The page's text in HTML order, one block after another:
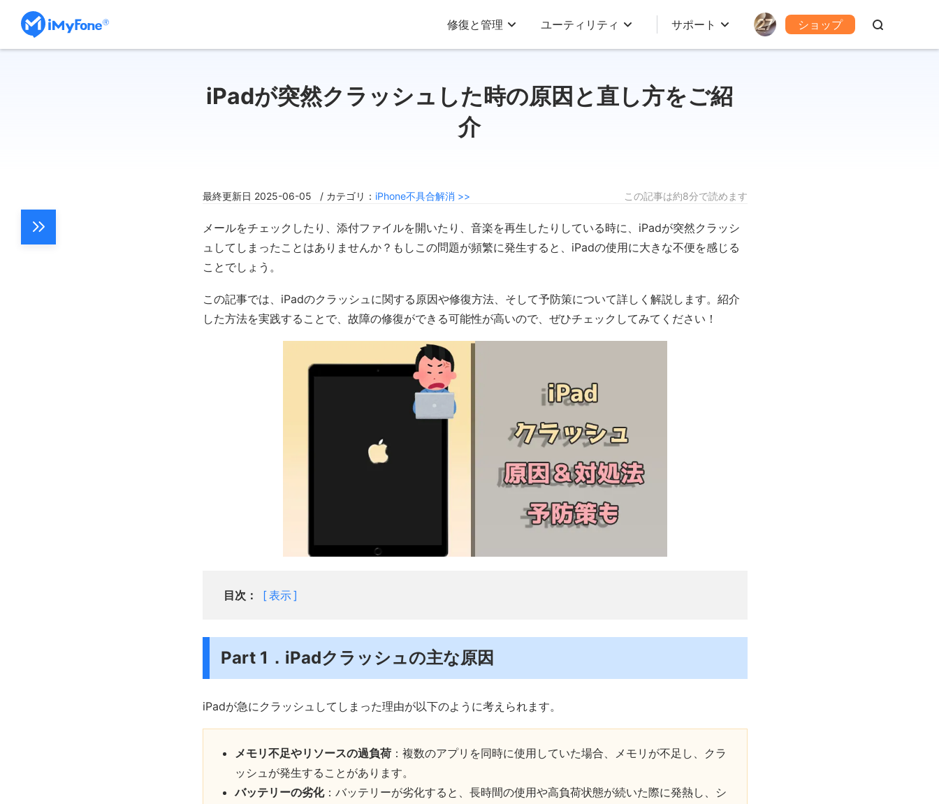
修復と管理 ユーティリティ サポート ショップ
iPadが突然クラッシュした時の原因と直し方をご紹
介
最終更新日 2025-06-05 / カテゴリ： iPhone不具合解消 >> この記事は約8分で読めます
メールをチェックしたり、添付ファイルを開いたり、音楽を再生したりしている時に、iPadが突然クラッシ
ュしてしまったことはありませんか？もしこの問題が頻繁に発生すると、iPadの使用に大きな不便を感じる
ことでしょう。
この記事では、iPadのクラッシュに関する原因や修復方法、そして予防策について詳しく解説します。紹介
した方法を実践することで、故障の修復ができる可能性が高いので、ぜひチェックしてみてください！
目次： 表示
Part 1．iPadクラッシュの主な原因
iPadが急にクラッシュしてしまった理由が以下のように考えられます。
メモリ不足やリソースの過負荷：複数のアプリを同時に使用していた場合、メモリが不足し、クラ
ッシュが発生することがあります。
バッテリーの劣化：バッテリーが劣化すると、長時間の使用や高負荷状態が続いた際に発熱し、シ